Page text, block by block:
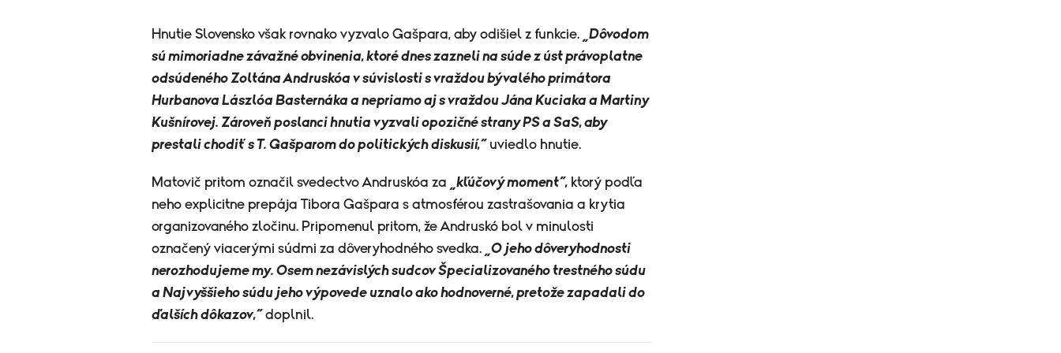
Hnutie Slovensko však rovnako vyzvalo Gašpara, aby odišiel z funkcie.
„Dôvodom
sú mimoriadne závažné obvinenia, ktoré dnes zazneli na súde z úst právoplatne
odsúdeného Zoltána Andruskóa v súvislosti s vraždou bývalého primátora
Hurbanova Lászlóa Basternáka a nepriamo aj s vraždou Jána Kuciaka a Martiny
Kušnírovej. Zároveň poslanci hnutia vyzvali opozičné strany PS a SaS, aby
prestali chodiť s T. Gašparom do politických diskusií,“ uviedlo hnutie.
Matovič pritom označil svedectvo Andruskóa za „kľúčový moment“, ktorý podľa
neho explicitne prepája Tibora Gašpara s atmosférou zastrašovania a krytia
organizovaného zločinu. Pripomenul pritom, že Andruskó bol v minulosti
označený viacerými súdmi za dôveryhodného svedka.
„O jeho dôveryhodnosti
nerozhodujeme my. Osem nezávislých sudcov Špecializovaného trestného súdu
a Najvyššieho súdu jeho výpovede uznalo ako hodnoverné, pretože zapadali do
ďalších dôkazov,“ doplnil.